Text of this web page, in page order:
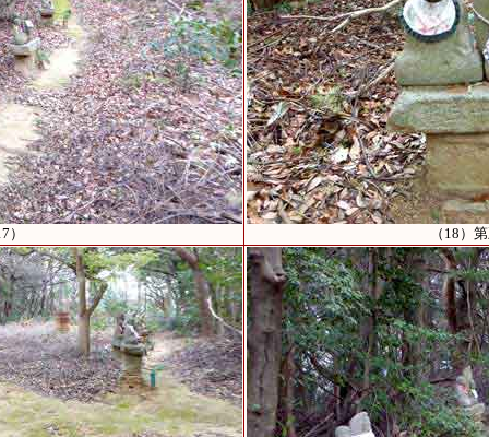
） （18）